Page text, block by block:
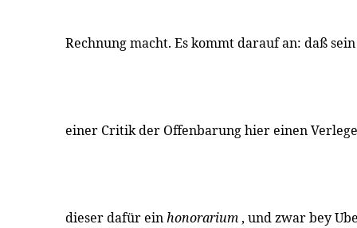
Rechnung macht. Es kommt darauf an: daß
einer Critik der Offenbarung hier einen
dieser dafür einhonorarium , und zwar bey